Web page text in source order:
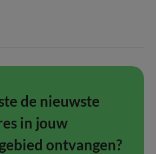
de nieuwste
in jouw
ontvangen?